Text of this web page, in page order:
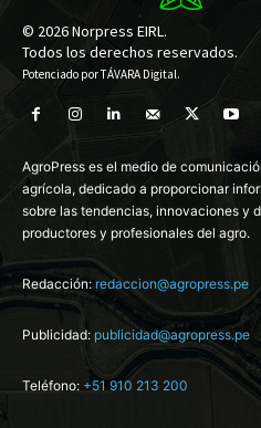
© 2026 Norpress EIRL.
Todos los derechos reservados.
Potenciado porTÁVARA Digital.
AgroPress es el medio de
agrícola, dedicado a proporcionar
sobre las tendencias, innovaciones y
productores y profesionales del agro.
Redacción: redaccion@agropress.pe
Publicidad: publicidad@agropress.pe
Teléfono: +51 910 213 200